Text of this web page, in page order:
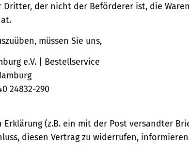
der nicht der Beförderer ist, die
müssen Sie uns,
e.V. | Bestellservice
24832-290
(z.B. ein mit der Post versandter
diesen Vertrag zu widerrufen,